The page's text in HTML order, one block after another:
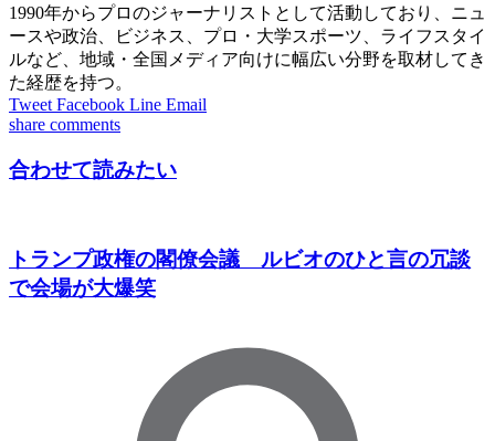
1990年からプロのジャーナリストとして活動しており、ニュ
ースや政治、ビジネス、プロ・大学スポーツ、ライフスタイ
ルなど、地域・全国メディア向けに幅広い分野を取材してき
た経歴を持つ。
Tweet Facebook Line Email
share comments
合わせて読みたい
トランプ政権の閣僚会議 ルビオのひと言の冗談
で会場が大爆笑